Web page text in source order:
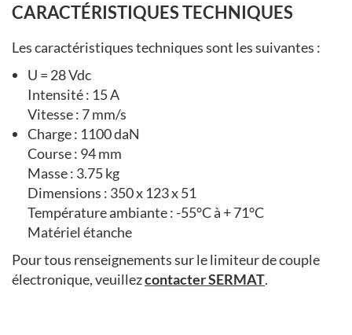
CARACTÉRISTIQUES TECHNIQUES
Les caractéristiques techniques sont les suivantes :
U = 28 Vdc
Intensité : 15 A
Vitesse : 7 mm/s
Charge : 1100 daN
Course : 94 mm
Masse : 3.75 kg
Dimensions : 350 x 123 x 51
Température ambiante : -55°C à + 71°C
Matériel étanche
Pour tous renseignements sur le limiteur de couple
électronique, veuillezcontacter SERMAT.